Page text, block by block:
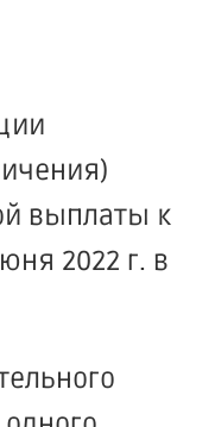
выплаты к
2022 г. в